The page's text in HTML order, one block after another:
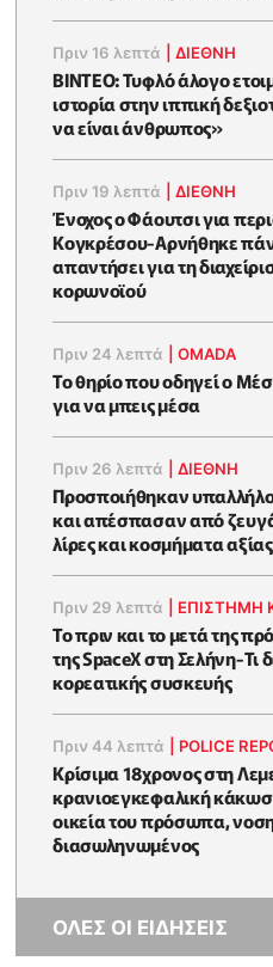
Πριν 16 λεπτά |ΔΙΕΘΝΗ
ΒΙΝΤΕΟ: Τυφλό άλογο
ιστορία στην ιππική
να είναι άνθρωπος»
Πριν 19 λεπτά |ΔΙΕΘΝΗ
Ένοχος ο Φάουτσι για
Κογκρέσου-Αρνήθηκε
απαντήσει για τη
κορωνοϊού
Πριν 24 λεπτά |OMADA
Το θηρίο που οδηγεί ο
για να μπεις μέσα
Πριν 26 λεπτά |ΔΙΕΘΝΗ
Προσποιήθηκαν
και απέσπασαν από
λίρες και κοσμήματα
Πριν 29 λεπτά ΕΠΙΣΤΉΜΗ
Το πριν και το μετά της
της SpaceX στη Σελήνη-
κορεατικής συσκευής
Πριν 44 λεπτά POLICE
Κρίσιμα 18χρονος στη
κρανιοεγκεφαλική
οικεία του πρόσωπα,
διασωληνωμένος
ΟΛΕΣ ΟΙ ΕΙΔΗΣΕΙΣ